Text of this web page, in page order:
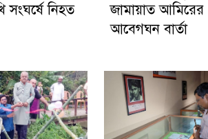
সংঘর্ষে নিহত
জামায়াত আমিরের
আবেগঘন বার্তা